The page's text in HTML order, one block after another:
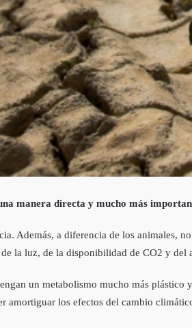
manera directa y mucho más
Además, a diferencia de los animales,
la luz, de la disponibilidad de CO2 y del
un metabolismo mucho más
amortiguar los efectos del cambio